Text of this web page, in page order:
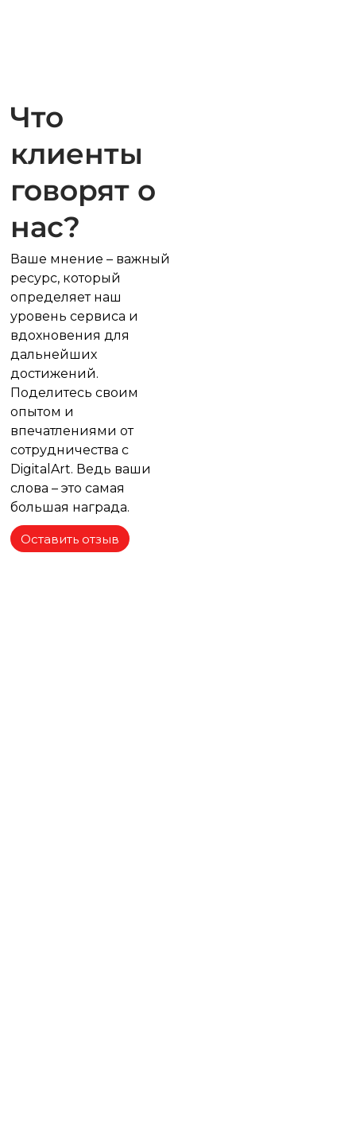
Что
клиенты
говорят о
нас?
Ваше мнение – важный
ресурс, который
определяет наш
уровень сервиса и
вдохновения для
дальнейших
достижений.
Поделитесь своим
опытом и
впечатлениями от
сотрудничества с
DigitalArt. Ведь ваши
слова – это самая
большая награда.
Оставить отзыв